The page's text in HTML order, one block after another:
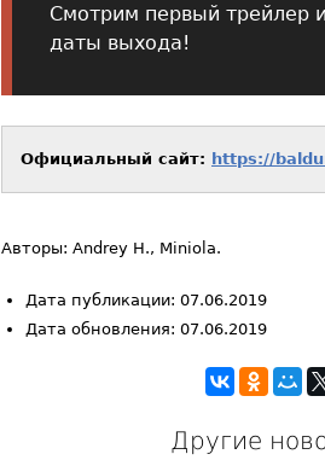
Смотрим первый трейлер
даты выхода!
Официальный сайт: https://
Авторы: Andrey H., Miniola.
Дата публикации: 07.06.2019
Дата обновления: 07.06.2019
Другие